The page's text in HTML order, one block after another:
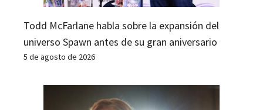
Todd McFarlane habla sobre la expansión del
universo Spawn antes de su gran aniversario
5 de agosto de 2026